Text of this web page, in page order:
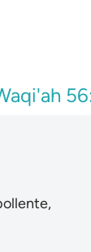
من حميم ٩٣